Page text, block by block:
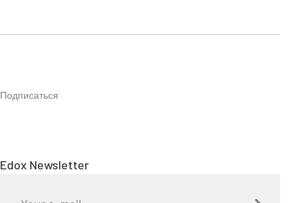
Подписаться
Edox Newsletter